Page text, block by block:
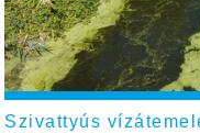
Szivattyús